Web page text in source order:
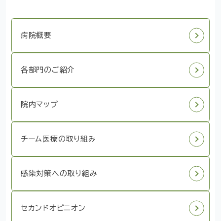
病院概要
各部門のご紹介
院内マップ
チーム医療の取り組み
感染対策への取り組み
セカンドオピニオン